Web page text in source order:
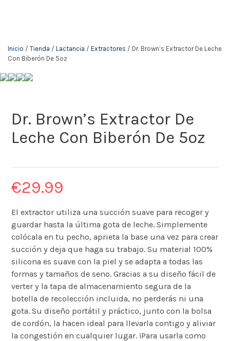
Inicio / Tienda / Lactancia / Extractores / Dr. Brown’s Extractor De Leche
Con Biberón De 5oz
Dr. Brown’s Extractor De
Leche Con Biberón De 5oz
€29.99
El extractor utiliza una succión suave para recoger y
guardar hasta la última gota de leche. Simplemente
colócala en tu pecho, aprieta la base una vez para crear
succión y deja que haga su trabajo. Su material 100%
silicona es suave con la piel y se adapta a todas las
formas y tamaños de seno. Gracias a su diseño fácil de
verter y la tapa de almacenamiento segura de la
botella de recolección incluida, no perderás ni una
gota. Su diseño portátil y práctico, junto con la bolsa
de cordón, la hacen ideal para llevarla contigo y aliviar
la congestión en cualquier lugar. ¡Para usarla como